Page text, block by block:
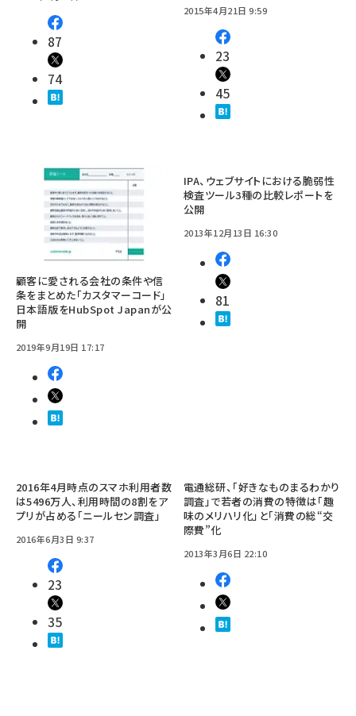
87
74
2015年4月21日 9:59
23
45
顧客に愛される会社の条件や信
条をまとめた「カスタマーコード」
日本語版をHubSpot Japanが公
開
2019年9月19日 17:17
IPA、ウェブサイトにおける脆弱性
検査ツール3種の比較レポートを
公開
2013年12月13日 16:30
81
2016年4月時点のスマホ利用者数
は5496万人、利用時間の8割をア
プリが占める「ニールセン調査」
2016年6月3日 9:37
23
35
電通総研、「好きなものまるわかり
調査」で若者の消費の特徴は「趣
味のメリハリ化」と「消費の総“交
際費”化
2013年3月6日 22:10